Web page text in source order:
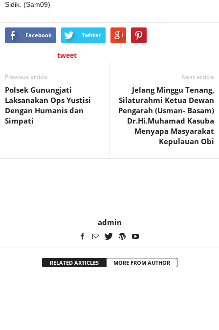
Sidik. (Sam09)
Facebook Twitter
tweet
Previous article
Polsek Gunungjati
Laksanakan Ops Yustisi
Dengan Humanis dan
Simpati
Next article
Jelang Minggu Tenang,
Silaturahmi Ketua Dewan
Pengarah (Usman- Basam)
Dr.Hi.Muhamad Kasuba
Menyapa Masyarakat
Kepulauan Obi
admin
RELATED ARTICLES MORE FROM AUTHOR